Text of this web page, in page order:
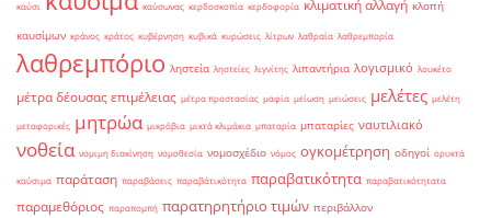
καύσι καύσωνας κερδοσκοπία κερδοφορία κλιματική αλλαγή κλοπή
καυσίμων κράνος κράτος κυβέρνηση κυβικά κυρώσεις λίτρων λαθραία λαθρεμπορία
λαθρεμπόριο ληστεία ληστείες λιγνίτης λιπαντήρια λογισμικό λουκέτο
μέτρα δέουσας επιμέλειας μέτρα προστασίας μαφία μείωση μειώσεις μελέτες μελέτη
μεταφορικές μητρώα μικρόβια μικτά κλιμάκια μπαταρία μπαταρίες ναυτιλιακό
νοθεία νομιμη διακίνηση νομοθεσία νομοσχέδιο νόμος ογκομέτρηση οδηγοί ορυκτά
καύσιμα παράταση παραβάσεις παραβάτικότητα παραβατικότητα παραβατικότητατα
παραμεθόριος παραπομπή παρατηρητήριο τιμών περιβάλλον